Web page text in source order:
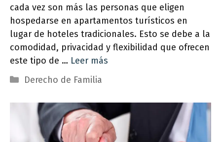
cada vez son más las personas que eligen
hospedarse en apartamentos turísticos en
lugar de hoteles tradicionales. Esto se debe a la
comodidad, privacidad y flexibilidad que ofrecen
este tipo de … Leer más
Categorías
Derecho de Familia